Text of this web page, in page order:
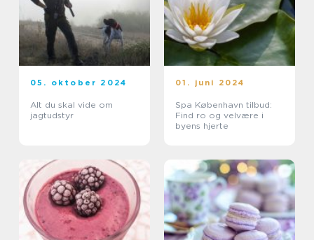
05. oktober 2024
Alt du skal vide om
jagtudstyr
01. juni 2024
Spa København tilbud:
Find ro og velvære i
byens hjerte